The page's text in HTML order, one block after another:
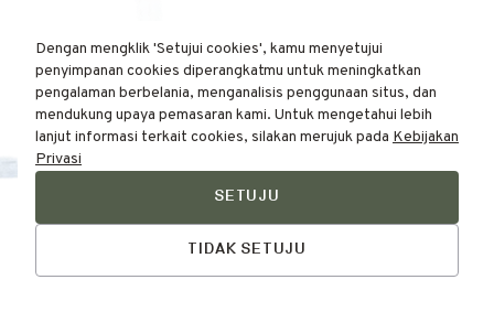
Dengan mengklik 'Setujui cookies', kamu menyetujui
penyimpanan cookies diperangkatmu untuk meningkatkan
pengalaman berbelania, menganalisis penggunaan situs, dan
mendukung upaya pemasaran kami. Untuk mengetahui lebih
lanjut informasi terkait cookies, silakan merujuk pada Kebijakan
Privasi
SETUJU
TIDAK SETUJU
Find Your